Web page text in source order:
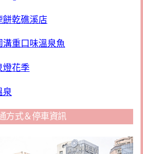
餅乾礁溪店
溝重口味溫泉魚
燈花季
泉
方式＆停車資訊